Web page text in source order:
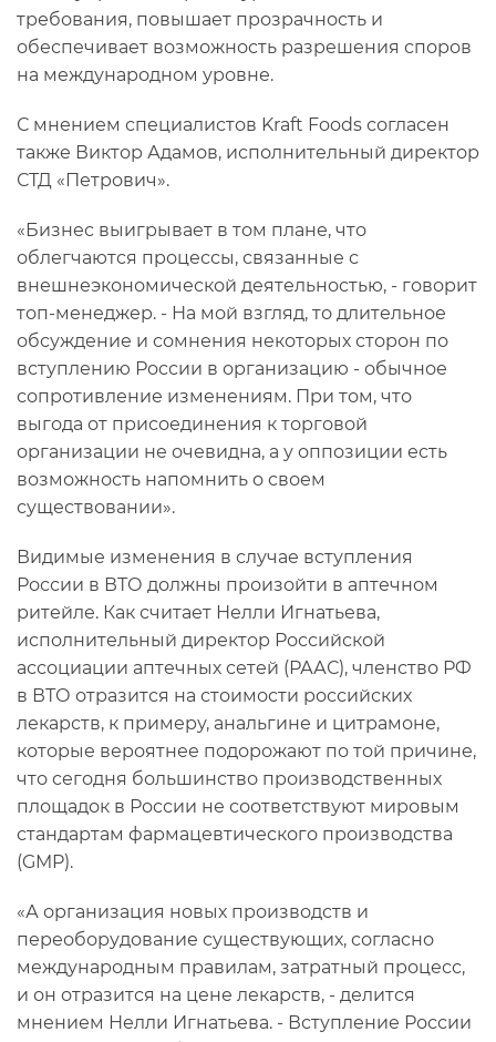
требования, повышает прозрачность и
обеспечивает возможность разрешения споров
на международном уровне.
С мнением специалистов Kraft Foods согласен
также Виктор Адамов, исполнительный директор
СТД «Петрович».
«Бизнес выигрывает в том плане, что
облегчаются процессы, связанные с
внешнеэкономической деятельностью, - говорит
топ-менеджер. - На мой взгляд, то длительное
обсуждение и сомнения некоторых сторон по
вступлению России в организацию - обычное
сопротивление изменениям. При том, что
выгода от присоединения к торговой
организации не очевидна, а у оппозиции есть
возможность напомнить о своем
существовании».
Видимые изменения в случае вступления
России в ВТО должны произойти в аптечном
ритейле. Как считает Нелли Игнатьева,
исполнительный директор Российской
ассоциации аптечных сетей (РААС), членство РФ
в ВТО отразится на стоимости российских
лекарств, к примеру, анальгине и цитрамоне,
которые вероятнее подорожают по той причине,
что сегодня большинство производственных
площадок в России не соответствуют мировым
стандартам фармацевтического производства
(GMP).
«А организация новых производств и
переоборудование существующих, согласно
международным правилам, затратный процесс,
и он отразится на цене лекарств, - делится
мнением Нелли Игнатьева. - Вступление России